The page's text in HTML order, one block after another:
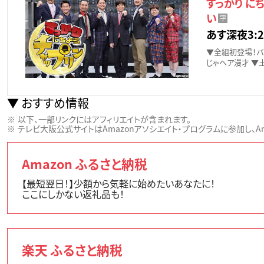
すっかり に
い 字
あす深夜
▼全組初登場！
じゃヘア漫才 ▼
おすすめ情報
以下、一部リンクにはアフィリエイトが含まれます。
テレビ大阪公式サイトはAmazonアソシエイト・プログラムに参加し、
Amazon ふるさと納税
【最短翌日！】少額から気軽に始めたいあなたに！
ここにしかない返礼品も！
楽天 ふるさと納税